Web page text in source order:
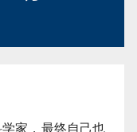
家，最终自己也